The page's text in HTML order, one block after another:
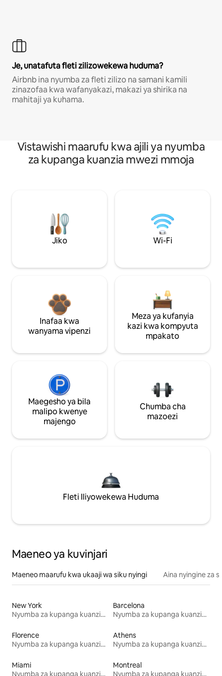
Je, unatafuta fleti zilizowekewa huduma?
Airbnb ina nyumba za fleti zilizo na samani kamili
zinazofaa kwa wafanyakazi, makazi ya shirika na
mahitaji ya kuhama.
Vistawishi maarufu kwa ajili ya nyumba
za kupanga kuanzia mwezi mmoja
Jiko Wi-Fi
Inafaa kwa
wanyama vipenzi
Meza ya kufanyia
kazi kwa kompyuta
mpakato
Maegesho ya bila
malipo kwenye
majengo
Chumba cha
mazoezi
Fleti Iliyowekewa Huduma
Maeneo ya kuvinjari
Maeneo maarufu kwa ukaaji wa siku nyingi Aina nyingine za
New York
Nyumba za kupanga kuanzia mwezi mmoja
Barcelona
Nyumba za kupanga kuanzia mwezi mmoja
Florence
Nyumba za kupanga kuanzia mwezi mmoja
Athens
Nyumba za kupanga kuanzia mwezi mmoja
Miami
Nyumba za kupanga kuanzia mwezi mmoja
Montreal
Nyumba za kupanga kuanzia mwezi mmoja